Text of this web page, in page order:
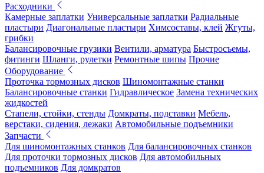
Расходники
Камерные заплатки Универсальные заплатки Радиальные
пластыри Диагональные пластыри Химсоставы, клей Жгуты,
грибки
Балансировочные грузики Вентили, арматура Быстросъемы,
фитинги Шланги, рулетки Ремонтные шипы Прочие
Оборудование
Проточка тормозных дисков Шиномонтажные станки
Балансировочные станки Гидравлическое Замена технических
жидкостей
Стапели, стойки, стенды Домкраты, подставки Мебель,
верстаки, сидения, лежаки Автомобильные подъемники
Запчасти
Для шиномонтажных станков Для балансировочных станков
Для проточки тормозных дисков Для автомобильных
подъемников Для домкратов